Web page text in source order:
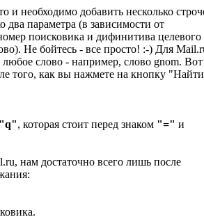
и необходимо добавить несколько
параметра (в зависимости от
поисковика и дифинитива целевого
Не бойтесь - все просто! :-) Для
слово - например, слово gnom. Вот
того, как вы нажмете на кнопку
"q", которая стоит перед знаком "=" и
нам достаточно всего лишь после